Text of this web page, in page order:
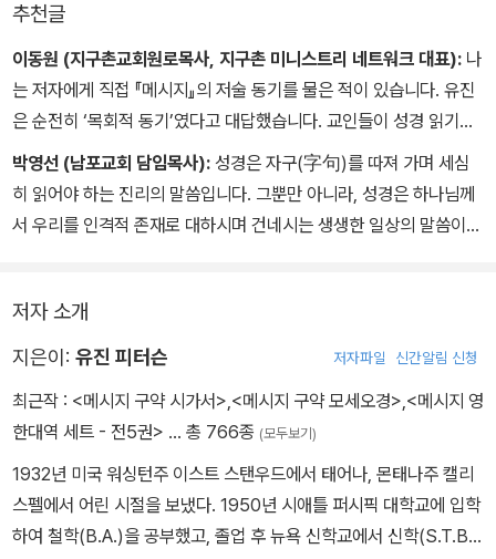
위대한 성경 번역가 중 한 명인 16세기의 윌리엄 틴데일은 쟁기로 밭
을 가는 소년도 읽을 수 있게 성경을 번역한다고 했다. 그 시대의 언어
로 번역해서 누구나 읽을 수 있어야 한다는 번역의 전통에 따라, 성경
이 능히 읽을 수 있는 성경으로 복음의 소식을 접할 수 있게 된 것은
그런 소중한 전통 때문이었다. 그 오랜 성경 번역의 역사와 전통을 <
메시지>도 따르고 있다.
니다. 그러니 바로 행하십시오.”
_신명기 30:11-14
“그대, 하나님께서 좋아하실 수밖에!
죄악 소굴에 들락거리길 하나,
망할 길에 얼씬거리길 하나,
배웠다고 입만 살았길 하나.
밤낮 성경말씀 곱씹는 그대!
달마다 신선한 과실 맺고
잎사귀 하나 지는 일 없이,
늘 꽃 만발한 나무라네.
악인들의 처지는 얼마나 다른가.
바람에 날리는 먼지 같은 그들,
추천글
이동원 (지구촌교회원로목사, 지구촌 미니스트리 네트워크 대표): 나
는 저자에게 직접 『메시지』의 저술 동기를 물은 적이 있습니다. 유진
은 순전히 ‘목회적 동기’였다고 대답했습니다. 교인들이 성경 읽기를
너무 어려워하고, 말은 안 하지만 성경 읽기의 당위성을 알면서도 그
렇게 못하고 있는 죄책감에서 교인들을 해방시키고 즐겁게 성경을 읽
을 수 있도록 도울 길은 없을까를 고민했다고 합니다. 그 결과가 이 책
경 원문의 표현을 벗어나지 않는 학문적 엄밀성까지 지키고 있습니
대안으로, 단연 유진 피터슨의 『메시지』를 추천하고 싶습니다.
박영선 (남포교회 담임목사): 성경은 자구(字句)를 따져 가며 세심
히 읽어야 하는 진리의 말씀입니다. 그뿐만 아니라, 성경은 하나님께
서 우리를 인격적 존재로 대하시며 건네시는 생생한 일상의 말씀이기
것입니다. 그 길로 나아가는 데 이 책 『메시지』는 크나큰 유익을 줄 것
이라 기대합니다.
저자 소개
지은이: 유진 피터슨 저자파일 신간알림 신청
최근작 : <메시지 구약 시가서>,<메시지 구약 모세오경>,<메시지 영
한대역 세트 - 전5권> … 총 766종 (모두보기)
1932년 미국 워싱턴주 이스트 스탠우드에서 태어나, 몬태나주 캘리
스펠에서 어린 시절을 보냈다. 1950년 시애틀 퍼시픽 대학교에 입학
하여 철학(B.A.)을 공부했고, 졸업 후 뉴욕 신학교에서 신학(S.T.B.)